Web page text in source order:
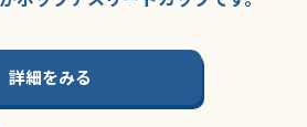
詳細をみる